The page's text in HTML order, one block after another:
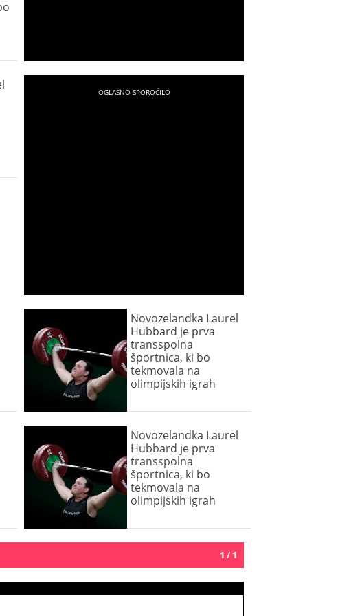
Novozelandka Laurel
Hubbard je prva
transspolna
športnica, ki bo
tekmovala na
olimpijskih igrah
Novozelandka Laurel
Hubbard je prva
transspolna
športnica, ki bo
tekmovala na
olimpijskih igrah
1 / 1